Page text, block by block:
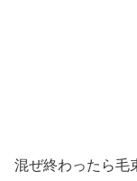
混ぜ終わったら毛